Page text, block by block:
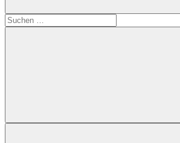
Suchformular
öffnen
Suchen
nach:
Suchen